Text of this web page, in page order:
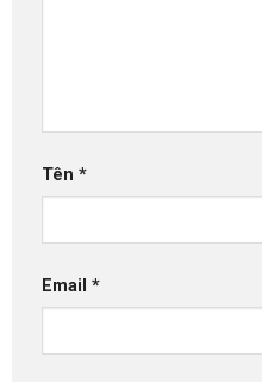
Tên *
Email *